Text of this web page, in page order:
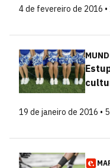
4 de fevereiro de 2016
19 de janeiro de 2016 •